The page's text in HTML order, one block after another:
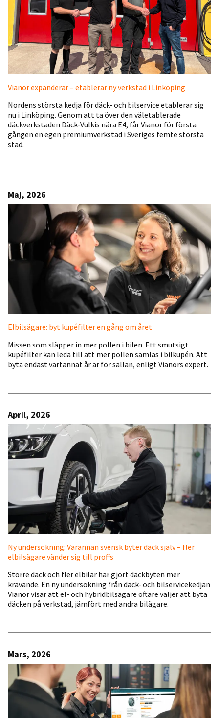
Vianor expanderar – etablerar ny verkstad i Linköping
Nordens största kedja för däck- och bilservice etablerar sig
nu i Linköping. Genom att ta över den väletablerade
däckverkstaden Däck-Vulkis nära E4, får Vianor för första
gången en egen premiumverkstad i Sveriges femte största
stad.
Maj, 2026
Elbilsägare: byt kupéfilter en gång om året
Missen som släpper in mer pollen i bilen. Ett smutsigt
kupéfilter kan leda till att mer pollen samlas i bilkupén. Att
byta endast vartannat år är för sällan, enligt Vianors expert.
April, 2026
Ny undersökning: Varannan svensk byter däck själv – fler
elbilsägare vänder sig till proffs
Större däck och fler elbilar har gjort däckbyten mer
krävande. En ny undersökning från däck- och bilservicekedjan
Vianor visar att el- och hybridbilsägare oftare väljer att byta
däcken på verkstad, jämfört med andra bilägare.
Mars, 2026